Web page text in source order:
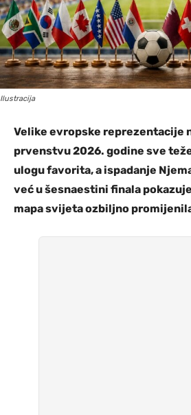
Ilustracija
Velike evropske reprezentacije
prvenstvu 2026. godine sve
ulogu favorita, a ispadanje
već u šesnaestini finala
mapa svijeta ozbiljno